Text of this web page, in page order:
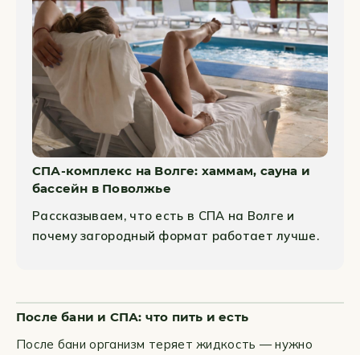
СПА-комплекс на Волге: хаммам, сауна и
бассейн в Поволжье
Рассказываем, что есть в СПА на Волге и
почему загородный формат работает лучше.
После бани и СПА: что пить и есть
После бани организм теряет жидкость — нужно